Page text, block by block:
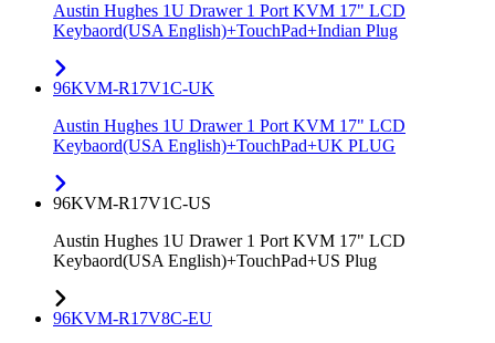
Austin Hughes 1U Drawer 1 Port KVM 17" LCD
Keybaord(USA English)+TouchPad+Indian Plug
96KVM-R17V1C-UK
Austin Hughes 1U Drawer 1 Port KVM 17" LCD
Keybaord(USA English)+TouchPad+UK PLUG
96KVM-R17V1C-US
Austin Hughes 1U Drawer 1 Port KVM 17" LCD
Keybaord(USA English)+TouchPad+US Plug
96KVM-R17V8C-EU